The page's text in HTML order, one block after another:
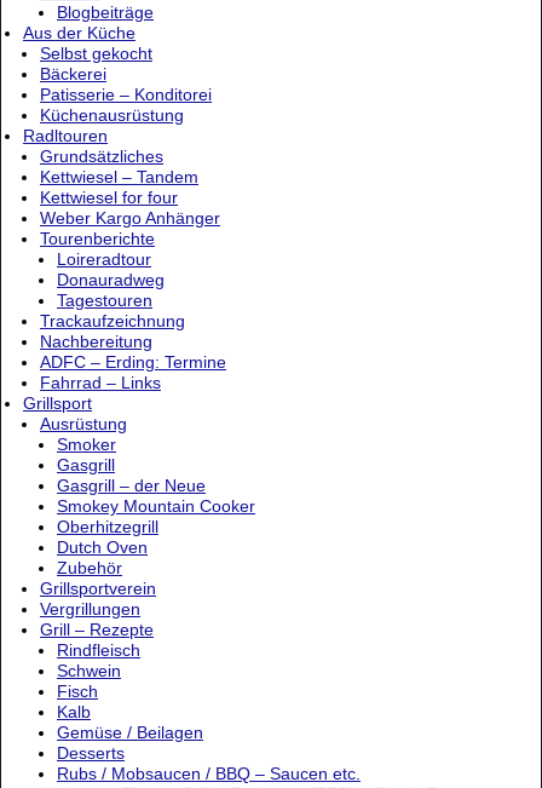
Blogbeiträge
Aus der Küche
Selbst gekocht
Bäckerei
Patisserie – Konditorei
Küchenausrüstung
Radltouren
Grundsätzliches
Kettwiesel – Tandem
Kettwiesel for four
Weber Kargo Anhänger
Tourenberichte
Loireradtour
Donauradweg
Tagestouren
Trackaufzeichnung
Nachbereitung
ADFC – Erding: Termine
Fahrrad – Links
Grillsport
Ausrüstung
Smoker
Gasgrill
Gasgrill – der Neue
Smokey Mountain Cooker
Oberhitzegrill
Dutch Oven
Zubehör
Grillsportverein
Vergrillungen
Grill – Rezepte
Rindfleisch
Schwein
Fisch
Kalb
Gemüse / Beilagen
Desserts
Rubs / Mobsaucen / BBQ – Saucen etc.